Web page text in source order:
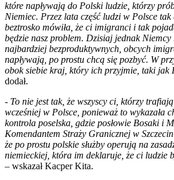
które napływają do Polski ludzie, którzy
Niemiec. Przez lata część ludzi w Polsce tak
beztrosko mówiła, że ci imigranci i tak
będzie nasz problem. Dzisiaj jednak Niemcy
najbardziej bezproduktywnych, obcych
napływają, po prostu chcą się pozbyć. W
obok siebie kraj, który ich przyjmie, taki jak
dodał.
- To nie jest tak, że wszyscy ci, którzy
wcześniej w Polsce, ponieważ to wykazała
kontrola poselska, gdzie posłowie Bosaki i
Komendantem Straży Granicznej w
że po prostu polskie służby operują na
niemieckiej, która im deklaruje, że ci ludzie
– wskazał Kacper Kita.